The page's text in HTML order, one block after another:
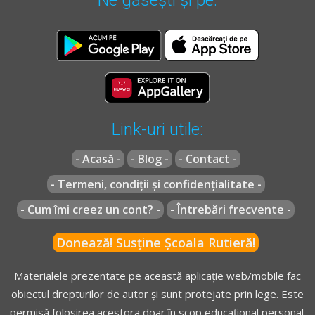
Link-uri utile:
- Acasă - - Blog -
- Contact -
- Termeni, condiții și confidențialitate -
- Cum îmi creez un cont? -
- Întrebări frecvente -
Donează! Susține Școala Rutieră!
Materialele prezentate pe această aplicație web/mobile fac
obiectul drepturilor de autor și sunt protejate prin lege. Este